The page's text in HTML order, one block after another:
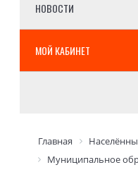
НОВОСТИ
МОЙ КАБИНЕТ
Главная
Муниципальное